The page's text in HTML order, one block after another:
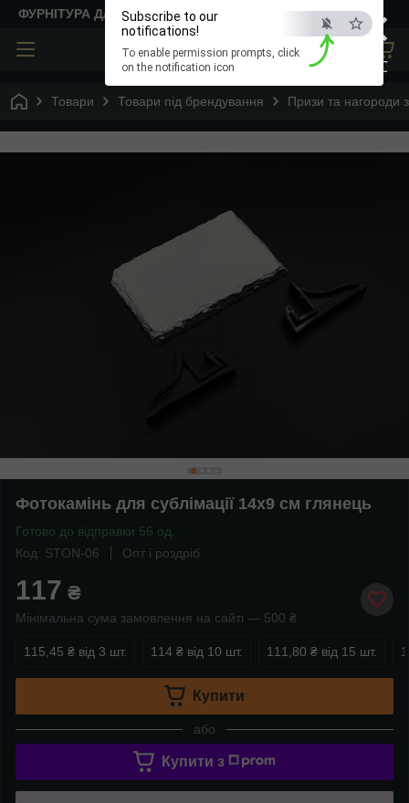
×
ESC
Subscribe to our
notifications!
To enable permission prompts, click
on the notification icon
ФУРНІТУРА ДЛЯ ТВОРЧОСТІ
Товари Товари під брендування Призи та нагороди
Фотокамінь для сублімації 14х9 см глянець
Готово до відправки 56 од.
Код: STON-06
Опт і роздріб
117 ₴
Мінімальна сума замовлення на сайті — 500 ₴
115,45 ₴ від 3 шт. 114 ₴ від 10 шт. 111,80 ₴ від 15 шт.
Купити
або
Купити з